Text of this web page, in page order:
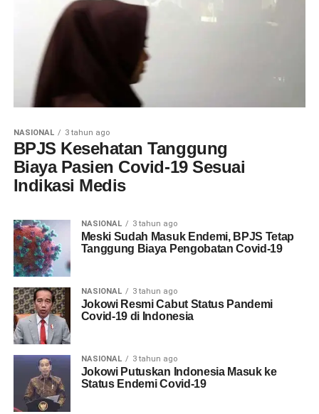
NASIONAL 3 tahun ago
BPJS Kesehatan Tanggung
Biaya Pasien Covid-19 Sesuai
Indikasi Medis
NASIONAL 3 tahun ago
Meski Sudah Masuk Endemi, BPJS Tetap
Tanggung Biaya Pengobatan Covid-19
NASIONAL 3 tahun ago
Jokowi Resmi Cabut Status Pandemi
Covid-19 di Indonesia
NASIONAL 3 tahun ago
Jokowi Putuskan Indonesia Masuk ke
Status Endemi Covid-19